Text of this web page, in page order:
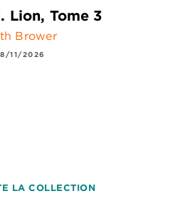
Lion, Tome 3
Brower
11/2026
LA COLLECTION